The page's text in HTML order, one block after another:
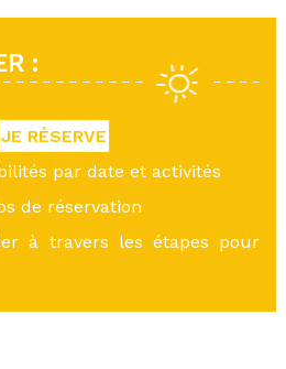
:
JE RÉSERVE
par date et activités
de réservation
à travers les étapes pour